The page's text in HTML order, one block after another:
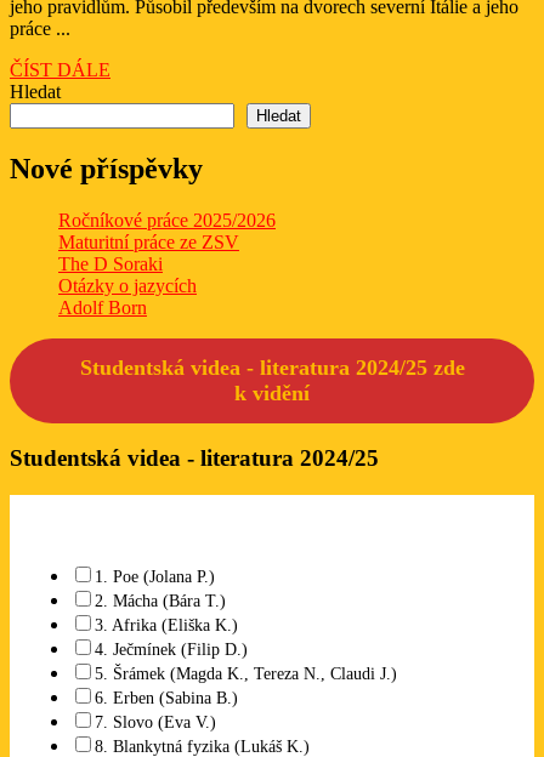
renesance
jeho pravidlům. Působil především na dvorech severní Itálie a jeho
práce ...
ČÍST DÁLE
Hledat
Hledat
Nové příspěvky
Ročníkové práce 2025/2026
Maturitní práce ze ZSV
The D Soraki
Otázky o jazycích
Adolf Born
Studentská videa - literatura 2024/25 zde
k vidění
Studentská videa - literatura 2024/25
1. Poe (Jolana P.)
2. Mácha (Bára T.)
3. Afrika (Eliška K.)
4. Ječmínek (Filip D.)
5. Šrámek (Magda K., Tereza N., Claudi J.)
6. Erben (Sabina B.)
7. Slovo (Eva V.)
8. Blankytná fyzika (Lukáš K.)